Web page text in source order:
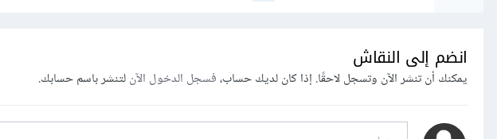
انضم إلى النقاش
يمكنك أن تنشر الآن وتسجل لاحقًا. إذا كان لديك حساب،فسجل الدخول الآنلتنشر باسم حسابك.